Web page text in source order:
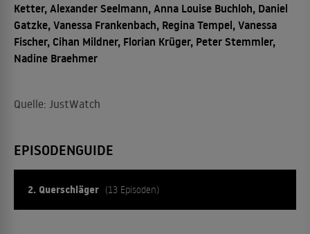
Ketter, Alexander Seelmann, Anna Louise Buchloh, Daniel
Gatzke, Vanessa Frankenbach, Regina Tempel, Vanessa
Fischer, Cihan Mildner, Florian Krüger, Peter Stemmler,
Nadine Braehmer
Quelle: JustWatch
EPISODENGUIDE
2. Querschläger (13 Episoden)